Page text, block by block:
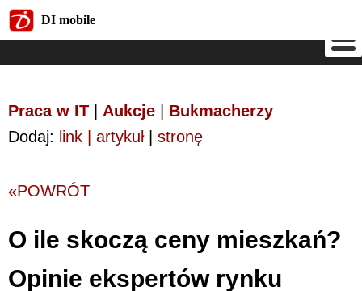
DI mobile
Praca w IT Aukcje
Bukmacherzy
Dodaj: link | artykuł| stronę
«POWRÓT
O ile skoczą ceny mieszkań?
Opinie ekspertów rynku
DI mobile